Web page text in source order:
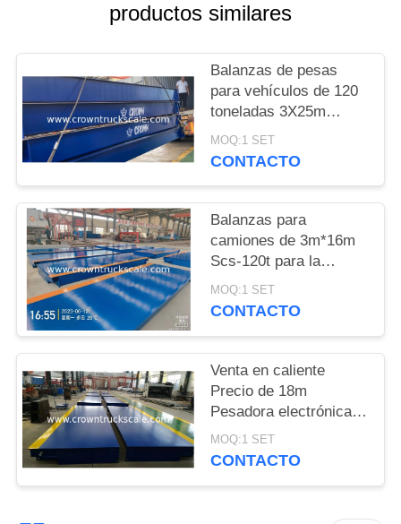
MAPA
DEL
SITIO
PRIVACY
POLICY
productos similares
Balanzas de pesas
para vehículos de 120
toneladas 3X25m
Balanza de pesas para
camiones
MOQ:1 SET
CONTACTO
Balanzas para
camiones de 3m*16m
Scs-120t para la
pesaje de vehículos
MOQ:1 SET
CONTACTO
Venta en caliente
Precio de 18m
Pesadora electrónica
Balanza 30t 50t 60t 70t
80t 100t
MOQ:1 SET
CONTACTO